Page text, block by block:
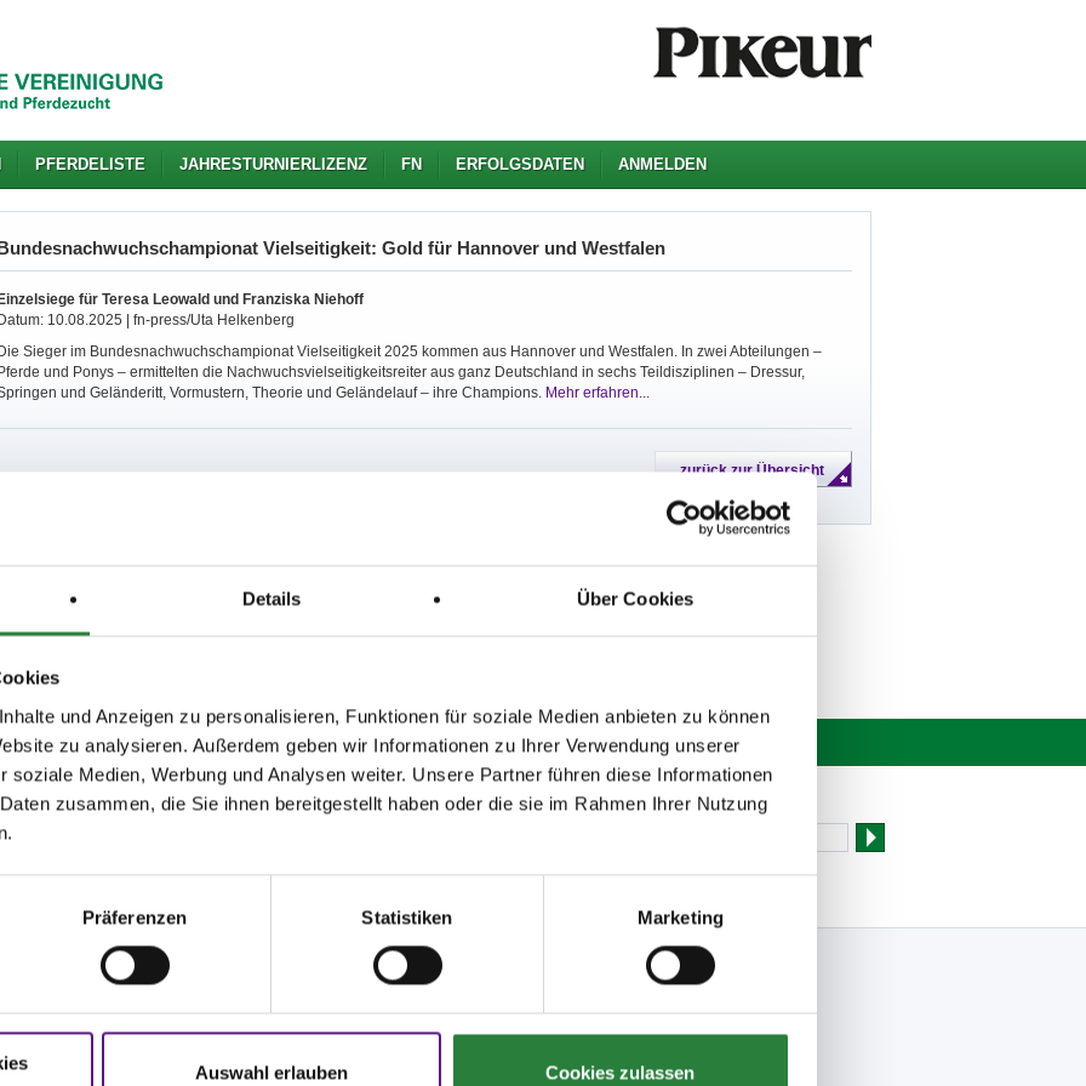
Details Über Cookies
und Anzeigen zu personalisieren, Funktionen für soziale Medien anbieten zu können
zu analysieren. Außerdem geben wir Informationen zu Ihrer Verwendung unserer
soziale Medien, Werbung und Analysen weiter. Unsere Partner führen diese Informationen
zusammen, die Sie ihnen bereitgestellt haben oder die sie im Rahmen Ihrer Nutzung
Präferenzen Statistiken Marketing
Auswahl erlauben Cookies zulassen
PFERDELISTE JAHRESTURNIERLIZENZ FN ERFOLGSDATEN ANMELDEN
Vielseitigkeit: Gold für Hannover und Westfalen
Einzelsiege für Teresa Leowald und Franziska Niehoff
Datum: 10.08.2025 | fn-press/Uta Helkenberg
Die Sieger im Bundesnachwuchschampionat Vielseitigkeit 2025 kommen aus Hannover und Westfalen. In zwei Abteilungen –
Pferde und Ponys – ermittelten die Nachwuchsvielseitigkeitsreiter aus ganz Deutschland in sechs Teildisziplinen – Dressur,
und Geländeritt, Vormustern, Theorie und Geländelauf – ihre Champions. Mehr erfahren...
und Antworten
Onlinehilfe bietet Ihnen
Startbereitschaft.online Newsletter bestellen
Bücher
E-Books & Apps
Folge uns
Facebook
Instagram